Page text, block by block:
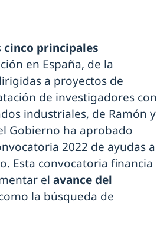
cinco principales
en España, de la
a proyectos de
de investigadores con
industriales, de Ramón y
Gobierno ha aprobado
2022 de ayudas a
Esta convocatoria financia
el avance del
la búsqueda de